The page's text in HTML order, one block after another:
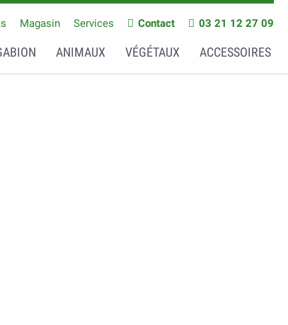
Magasin Services Contact 03 21 12 27 09
ANIMAUX VÉGÉTAUX ACCESSOIRES